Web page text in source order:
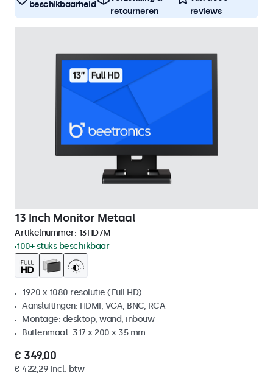
beschikbaarheid
retourneren
reviews
13 Inch Monitor Metaal
Artikelnummer: 13HD7M
100+ stuks beschikbaar
1920 x 1080 resolutie (Full HD)
Aansluitingen: HDMI, VGA, BNC, RCA
Montage: desktop, wand, inbouw
Buitenmaat: 317 x 200 x 35 mm
€ 349,00
€ 422,29 incl. btw